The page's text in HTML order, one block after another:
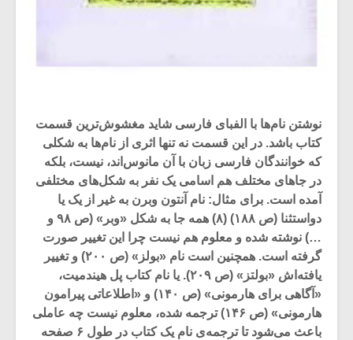
نوشتن نام‌ها با الفبای فارسی شاید مغشوش‌ترین قسمت
کتاب باشد. در این قسمت نه تنها اثری از نام‌ها به شکلی
که خوانندگان فارسی زبان با آن مانوس‌اند، نیست، بلکه
در جاهای مختلف هم اسامی یک نفر به شکل‌های مختلفی
آمده است. برای مثال: نام آنتون وبرن به غیر از یک یا
دواستثنا (ص ۱۸۸) (۸) همه جا به شکل «وبر» (ص ۹۸ و
…) نوشته شده و معلوم هم نیست چرا این تغییر صورت
گرفته است. همچنین است نام «بولز» (ص ۲۰۰) و تغییر
یافته‌اش «بولتز» (ص ۲۰۹). یا نام کتاب پل هیندمیت،
«آگاهی برای هارمونی» (ص ۱۴۰) و «اطلاعاتی پیرامون
هارمونی» (ص ۱۴۶) ترجمه شده، معلوم نیست چه عاملی
باعث می‌شود تا ترجمه‌ی نام یک کتاب در طول ۶ صفحه